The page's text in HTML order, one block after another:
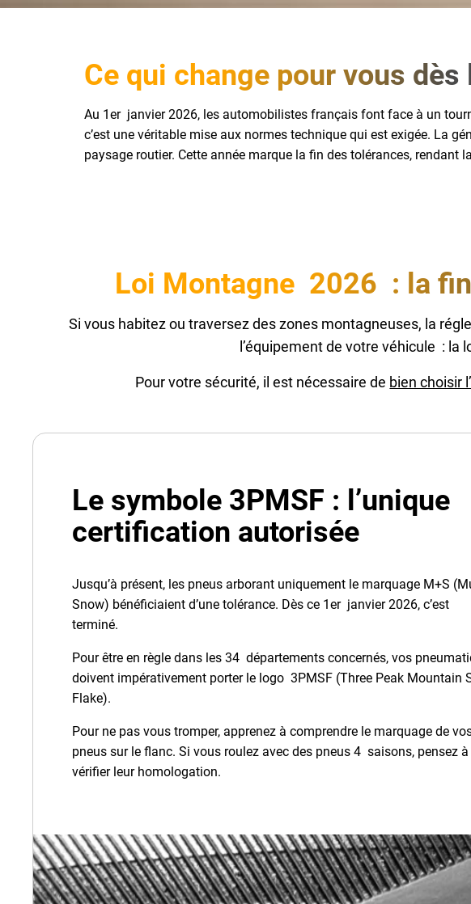
Ce qui change pour vous
Au 1er janvier 2026, les automobilistes français font face à un
c’est une véritable mise aux normes technique qui est exigée. La
paysage routier. Cette année marque la fin des tolérances,
Loi Montagne 2026 : la
Si vous habitez ou traversez des zones montagneuses, la
l’équipement de votre véhicule :
Pour votre sécurité, il est nécessaire de bien choisir
Le symbole 3PMSF : l’unique
certification autorisée
Jusqu’à présent, les pneus arborant uniquement le marquage M+S
Snow) bénéficiaient d’une tolérance. Dès ce 1er janvier 2026, c’est
terminé.
Pour être en règle dans les 34 départements concernés, vos
doivent impérativement porter le logo 3PMSF (Three Peak Mountain
Flake).
Pour ne pas vous tromper, apprenez à comprendre le marquage de
pneus sur le flanc. Si vous roulez avec des pneus 4 saisons, pensez à
vérifier leur homologation.